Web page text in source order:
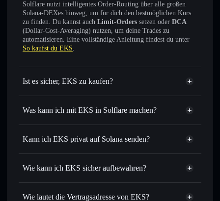
Solflare nutzt intelligentes Order-Routing über alle großen
Solana-DEXes hinweg, um für dich den bestmöglichen Kurs
zu finden. Du kannst auch Limit-Orders setzen oder DCA
(Dollar-Cost-Averaging) nutzen, um deine Trades zu
automatisieren. Eine vollständige Anleitung findest du unter
So kaufst du EKS.
Ist es sicher, EKS zu kaufen?
EKS nicht verifiziert
Was kann ich mit EKS in Solflare machen?
EKS
Solflare-Wallet
Sofort tauschen– handle EKS gegen SOL, USDC oder
Routing zum bestmöglichen Kurs
Limit-Orders setzen– automatisiere Trades zu deinem
per Durchschnittskosteneffekt in EKS einsteigen
Kann ich EKS privat auf Solana senden?
Privacy
Wie kann ich EKS sicher aufbewahren?
EKS
nicht
Wie lautet die Vertragsadresse von EKS?